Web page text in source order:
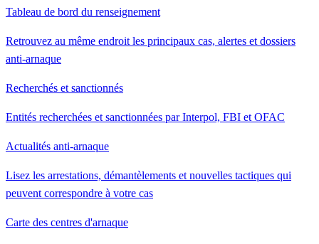
Tableau de bord du renseignement
Retrouvez au même endroit les principaux cas, alertes et dossiers
anti-arnaque
Recherchés et sanctionnés
Entités recherchées et sanctionnées par Interpol, FBI et OFAC
Actualités anti-arnaque
Lisez les arrestations, démantèlements et nouvelles tactiques qui
peuvent correspondre à votre cas
Carte des centres d'arnaque